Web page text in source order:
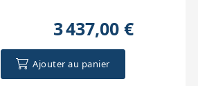
3 437,00 €
Ajouter au panier